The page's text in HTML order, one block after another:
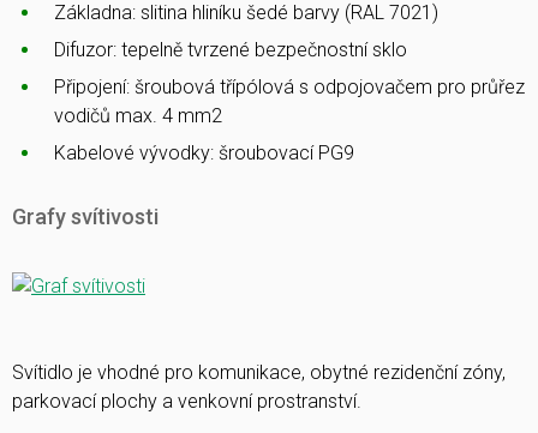
Základna: slitina hliníku šedé barvy (RAL 7021)
Difuzor: tepelně tvrzené bezpečnostní sklo
Připojení: šroubová třípólová s odpojovačem pro průřez
vodičů max. 4 mm2
Kabelové vývodky: šroubovací PG9
Grafy svítivosti
Svítidlo je vhodné pro komunikace, obytné rezidenční zóny,
parkovací plochy a venkovní prostranství.